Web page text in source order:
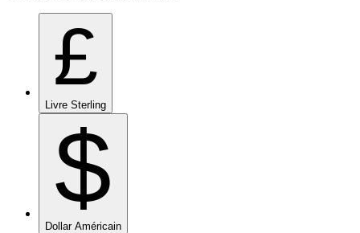
£
Livre Sterling
$
Dollar Américain